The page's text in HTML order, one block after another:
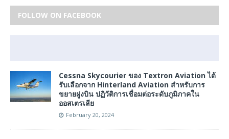
FOLLOW ON FACEBOOK
Cessna Skycourier ของ Textron Aviation ได้
รับเลือกจาก Hinterland Aviation สําหรับการ
ขยายฝูงบิน ปฏิวัติการเชื่อมต่อระดับภูมิภาคใน
ออสเตรเลีย
February 20, 2024